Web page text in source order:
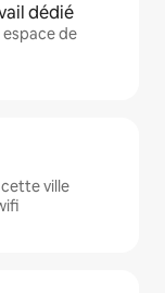
dédié
de
cette ville